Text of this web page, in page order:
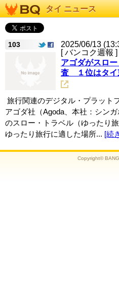
タイ ニュース
103
2025/06/13
[ バンコク週報 ]
アゴダがスロ
査 １位はタイ
旅行関連のデジタル・プラット
アゴダ社（Agoda、本社：シン
のスロー・トラベル（ゆったり
ゆったり旅行に適した場所... [続
Copyright©